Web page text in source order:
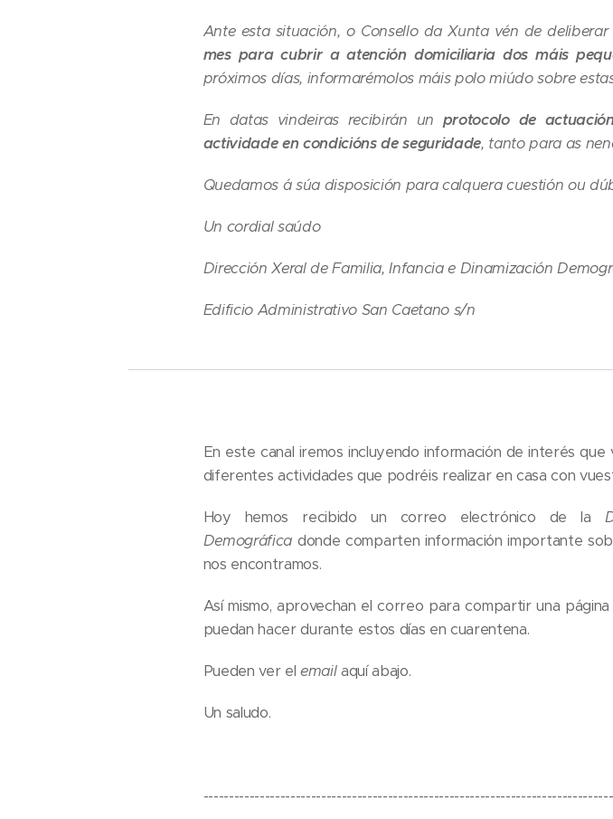
Ante esta situación, o Consello da Xunta vén de
mes para cubrir a atención domiciliaria dos máis
próximos días, informarémolos máis polo miúdo sobre
En datas vindeiras recibirán un protocolo de
actividade en condicións de seguridade, tanto para as
Quedamos á súa disposición para calquera cuestión ou
Un cordial saúdo
Dirección Xeral de Familia, Infancia e Dinamización
Edificio Administrativo San Caetano s/n
En este canal iremos incluyendo información de interés
diferentes actividades que podréis realizar en casa con
Hoy hemos recibido un correo electrónico de la
Demográficadonde comparten información importante
nos encontramos.
Así mismo, aprovechan el correo para compartir una
puedan hacer durante estos días en cuarentena.
Pueden ver el emailaquí abajo.
Un saludo.